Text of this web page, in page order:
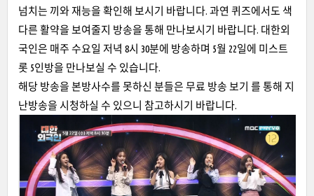
넘치는 끼와 재능을 확인해 보시기 바랍니다. 과연 퀴즈에서도 색
다른 활약을 보여줄지 방송을 통해 만나보시기 바랍니다. 대한외
국인은 매주 수요일 저녁 8시 30분에 방송하며 5월 22일에 미스트
롯 5인방을 만나보실 수 있습니다.
해당 방송을 본방사수를 못하신 분들은 무료 방송 보기 를 통해 지
난방송을 시청하실 수 있으니 참고하시기 바랍니다.